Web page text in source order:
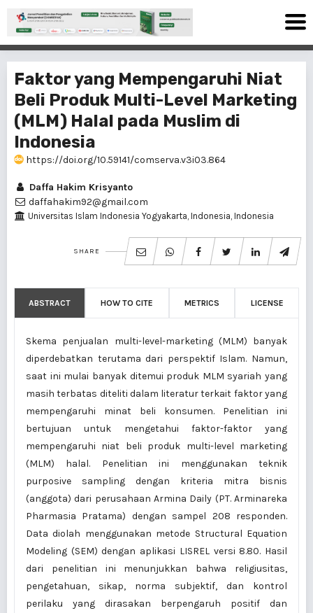
Faktor yang Mempengaruhi Niat
Beli Produk Multi-Level Marketing
(MLM) Halal pada Muslim di
Indonesia
https://doi.org/10.59141/comserva.v3i03.864
Daffa Hakim Krisyanto
daffahakim92@gmail.com
Universitas Islam Indonesia Yogyakarta, Indonesia, Indonesia
SHARE
ABSTRACT HOW TO CITE METRICS LICENSE
Skema penjualan multi-level-marketing (MLM) banyak
diperdebatkan terutama dari perspektif Islam. Namun,
saat ini mulai banyak ditemui produk MLM syariah yang
masih terbatas diteliti dalam literatur terkait faktor yang
mempengaruhi minat beli konsumen. Penelitian ini
bertujuan untuk mengetahui faktor-faktor yang
mempengaruhi niat beli produk multi-level marketing
(MLM) halal. Penelitian ini menggunakan teknik
purposive sampling dengan kriteria mitra bisnis
(anggota) dari perusahaan Armina Daily (PT. Arminareka
Pharmasia Pratama) dengan sampel 208 responden.
Data diolah menggunakan metode Structural Equation
Modeling (SEM) dengan aplikasi LISREL versi 8.80. Hasil
dari penelitian ini menunjukkan bahwa religiusitas,
pengetahuan, sikap, norma subjektif, dan kontrol
perilaku yang dirasakan berpengaruh positif dan